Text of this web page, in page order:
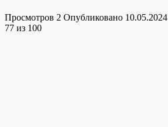
Просмотров 2 Опубликовано 10.05.2024
77 из 100